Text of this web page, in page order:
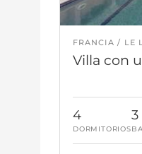
FRANCIA LE
Villa con
4
DORMITORIOS
3